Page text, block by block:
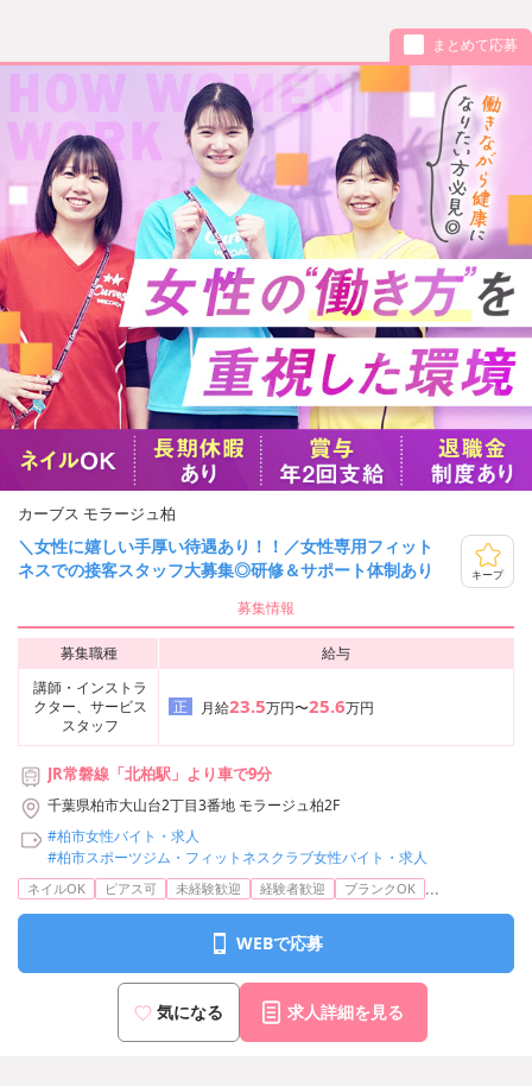
まとめて応募
カーブス モラージュ柏
＼女性に嬉しい手厚い待遇あり！！／女性専用フィット
ネスでの接客スタッフ大募集◎研修＆サポート体制あり
キープ
募集情報
募集職種
給与
講師・インストラ
クター、サービス
スタッフ
正 月給23.5万円〜25.6万円
JR常磐線「北柏駅」より車で9分
千葉県柏市大山台2丁目3番地 モラージュ柏2F
#柏市女性バイト・求人
#柏市スポーツジム・フィットネスクラブ女性バイト・求人
ネイルOK ピアス可 未経験歓迎 経験者歓迎 ブランクOK ...
WEBで応募
気になる 求人詳細を見る